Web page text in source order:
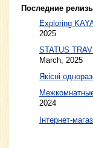
Последние
Exploring
2025
STATUS
March, 2025
Якісні
2024
Інтернет-